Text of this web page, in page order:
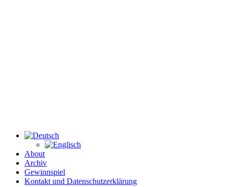
About
Archiv
Gewinnspiel
Kontakt und Datenschutzerklärung